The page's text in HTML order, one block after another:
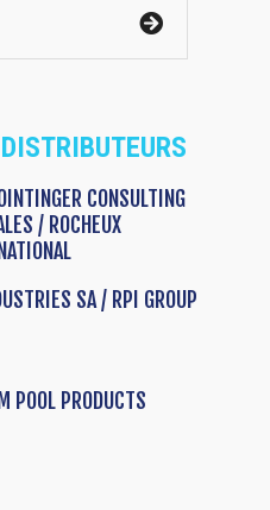
CONSULTING
/ ROCHEUX
SA / RPI GROUP
POOL PRODUCTS